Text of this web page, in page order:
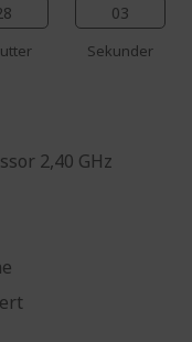
02
Sekunder
2,40 GHz